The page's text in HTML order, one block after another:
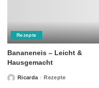
Rezepte
Bananeneis – Leicht &
Hausgemacht
PostedRicarda Rezepte